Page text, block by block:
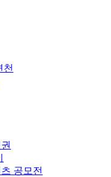
천
공모전